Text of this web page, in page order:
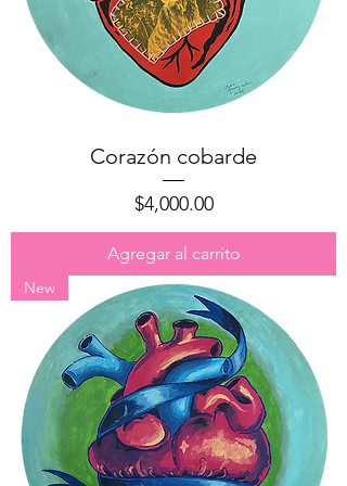
Corazón cobarde
Precio
$4,000.00
Agregar al carrito
New